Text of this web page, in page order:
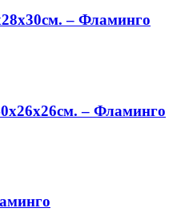
– Фламинго
– Фламинго